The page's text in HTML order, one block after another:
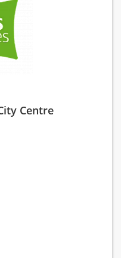
Centre